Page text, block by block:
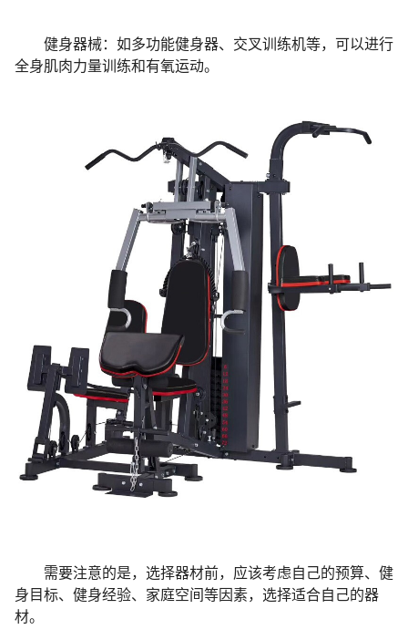
健身器械：如多功能健身器、交叉训练机等，可以进行
全身肌肉力量训练和有氧运动。
需要注意的是，选择器材前，应该考虑自己的预算、健
身目标、健身经验、家庭空间等因素，选择适合自己的器
材。